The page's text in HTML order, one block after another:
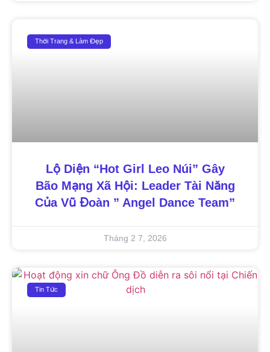
Thời Trang & Làm Đẹp
Lộ Diện “Hot Girl Leo Núi” Gây
Bão Mạng Xã Hội: Leader Tài Năng
Của Vũ Đoàn ” Angel Dance Team”
Tháng 2 7, 2026
Tin Tức